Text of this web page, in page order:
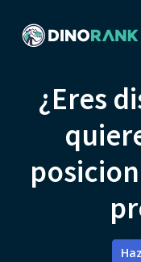
¿Eres